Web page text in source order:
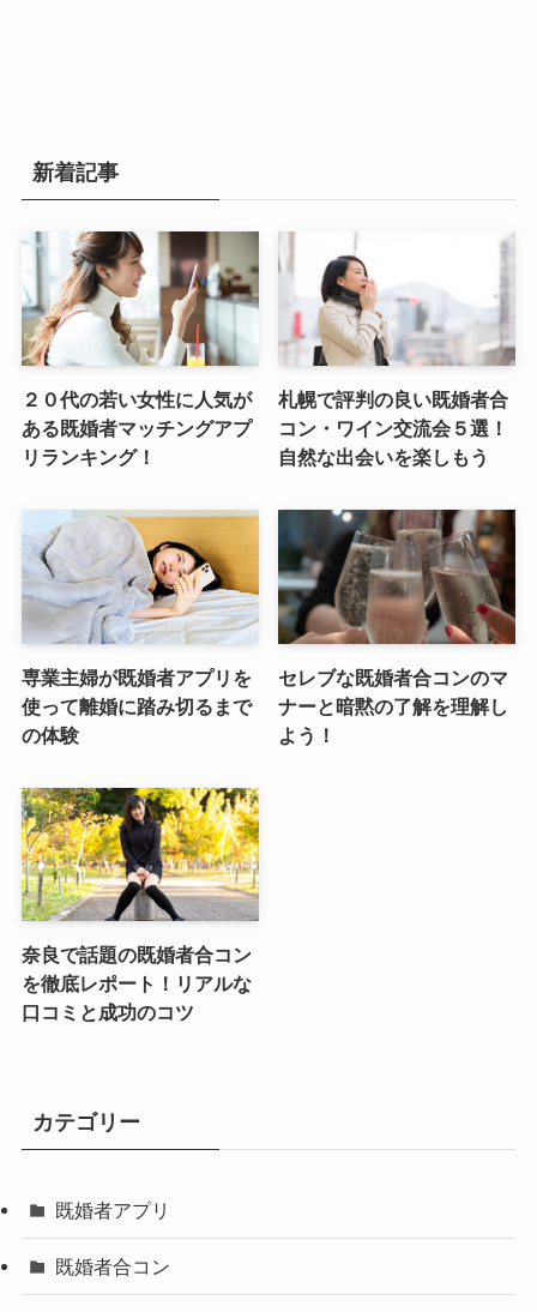
新着記事
２０代の若い女性に人気が
ある既婚者マッチングアプ
リランキング！
札幌で評判の良い既婚者合
コン・ワイン交流会５選！
自然な出会いを楽しもう
専業主婦が既婚者アプリを
使って離婚に踏み切るまで
の体験
セレブな既婚者合コンのマ
ナーと暗黙の了解を理解し
よう！
奈良で話題の既婚者合コン
を徹底レポート！リアルな
口コミと成功のコツ
カテゴリー
既婚者アプリ
既婚者合コン